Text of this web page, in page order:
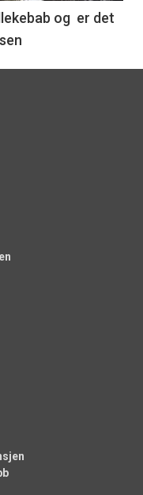
og er det